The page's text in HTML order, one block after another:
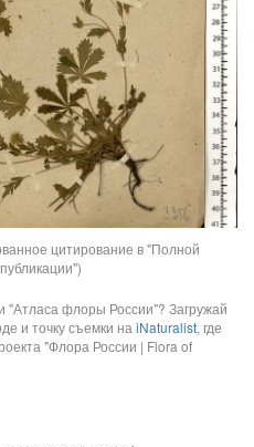
цитирование в "Полной
"Атласа флоры России"? Загружай
и точку съемки на iNaturalist, где
"Флора России | Flora of